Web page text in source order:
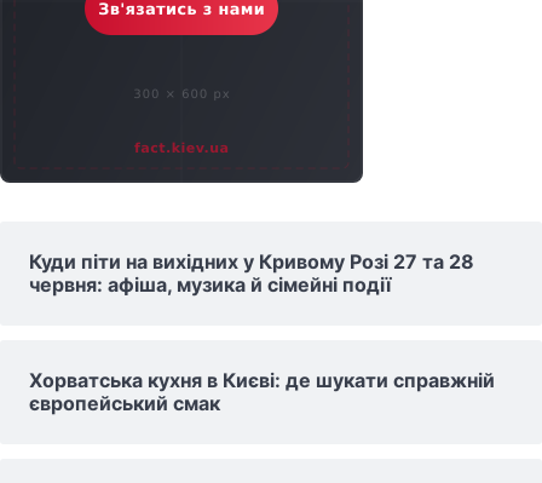
Куди піти на вихідних у Кривому Розі 27 та 28
червня: афіша, музика й сімейні події
Хорватська кухня в Києві: де шукати справжній
європейський смак